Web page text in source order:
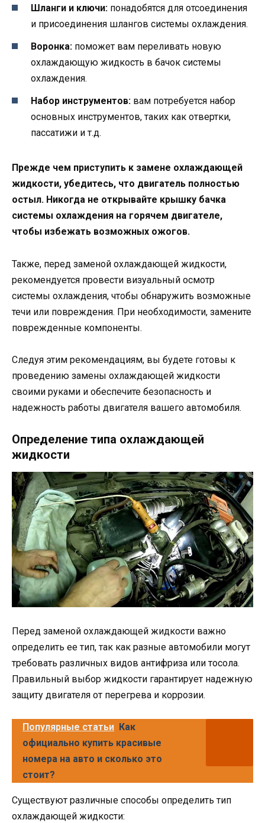
Шланги и ключи: понадобятся для отсоединения
и присоединения шлангов системы охлаждения.
Воронка: поможет вам переливать новую
охлаждающую жидкость в бачок системы
охлаждения.
Набор инструментов: вам потребуется набор
основных инструментов, таких как отвертки,
пассатижи и т.д.
Прежде чем приступить к замене охлаждающей
жидкости, убедитесь, что двигатель полностью
остыл. Никогда не открывайте крышку бачка
системы охлаждения на горячем двигателе,
чтобы избежать возможных ожогов.
Также, перед заменой охлаждающей жидкости,
рекомендуется провести визуальный осмотр
системы охлаждения, чтобы обнаружить возможные
течи или повреждения. При необходимости, замените
поврежденные компоненты.
Следуя этим рекомендациям, вы будете готовы к
проведению замены охлаждающей жидкости
своими руками и обеспечите безопасность и
надежность работы двигателя вашего автомобиля.
Определение типа охлаждающей
жидкости
Перед заменой охлаждающей жидкости важно
определить ее тип, так как разные автомобили могут
требовать различных видов антифриза или тосола.
Правильный выбор жидкости гарантирует надежную
защиту двигателя от перегрева и коррозии.
Популярные статьи Как
официально купить красивые
номера на авто и сколько это
стоит?
Существуют различные способы определить тип
охлаждающей жидкости: